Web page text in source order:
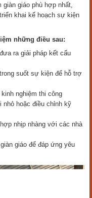
giáo phù hợp nhất,
khai kế hoạch sự kiện
những điều sau:
ra giải pháp kết cấu
suốt sự kiện để hỗ trợ
nghiệm thi công
hoặc điều chỉnh kỹ
nhịp nhàng với các nhà
giáo để đáp ứng yêu